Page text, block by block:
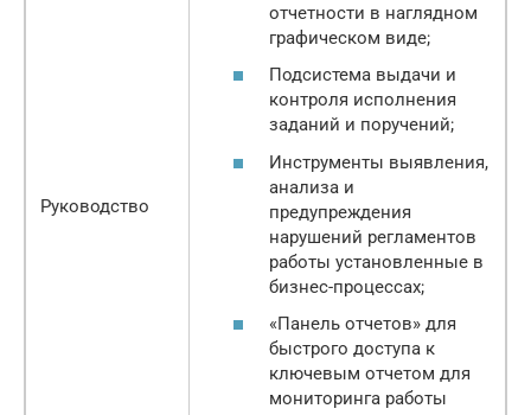
Руководство
отчетности в наглядном
графическом виде;
Подсистема выдачи и
контроля исполнения
заданий и поручений;
Инструменты выявления,
анализа и
предупреждения
нарушений регламентов
работы установленные в
бизнес-процессах;
«Панель отчетов» для
быстрого доступа к
ключевым отчетом для
мониторинга работы